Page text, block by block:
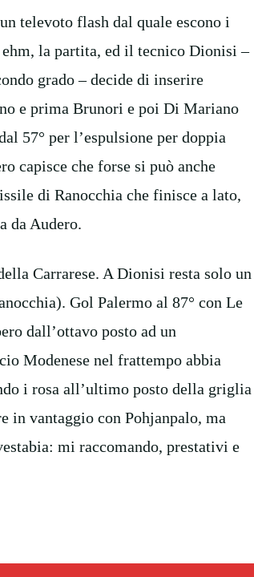
televoto flash dal quale escono i
la partita, ed il tecnico Dionisi –
grado – decide di inserire
e prima Brunori e poi Di Mariano
57° per l’espulsione per doppia
capisce che forse si può anche
di Ranocchia che finisce a lato,
da Audero.
Carrarese. A Dionisi resta solo un
Gol Palermo al 87° con Le
dall’ottavo posto ad un
Modenese nel frattempo abbia
i rosa all’ultimo posto della griglia
in vantaggio con Pohjanpalo, ma
mi raccomando, prestativi e